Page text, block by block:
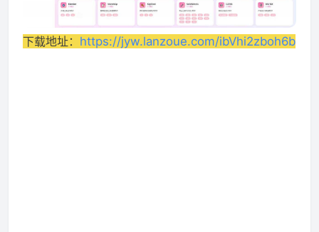
下载地址： https://jyw.lanzoue.com/ibVhi2zboh6b